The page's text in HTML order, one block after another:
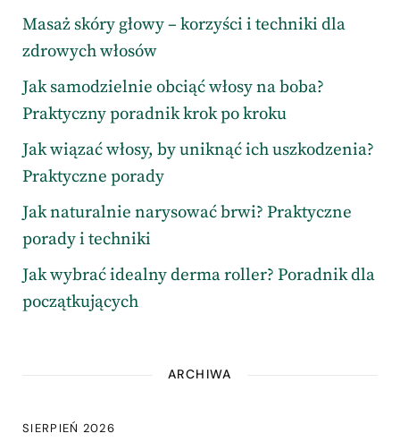
Masaż skóry głowy – korzyści i techniki dla
zdrowych włosów
Jak samodzielnie obciąć włosy na boba?
Praktyczny poradnik krok po kroku
Jak wiązać włosy, by uniknąć ich uszkodzenia?
Praktyczne porady
Jak naturalnie narysować brwi? Praktyczne
porady i techniki
Jak wybrać idealny derma roller? Poradnik dla
początkujących
ARCHIWA
SIERPIEŃ 2026